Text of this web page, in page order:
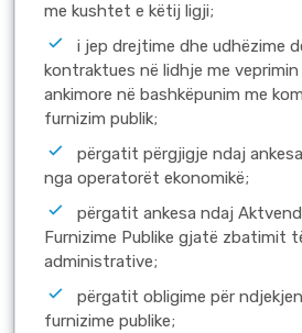
me kushtet e këtij ligji;
i jep drejtime dhe udhëzime
kontraktues në lidhje me
ankimore në bashkëpunim me
furnizim publik;
përgatit përgjigje ndaj
nga operatorët ekonomikë;
përgatit ankesa ndaj
Furnizime Publike gjatë zbatimit
administrative;
përgatit obligime për
furnizime publike;